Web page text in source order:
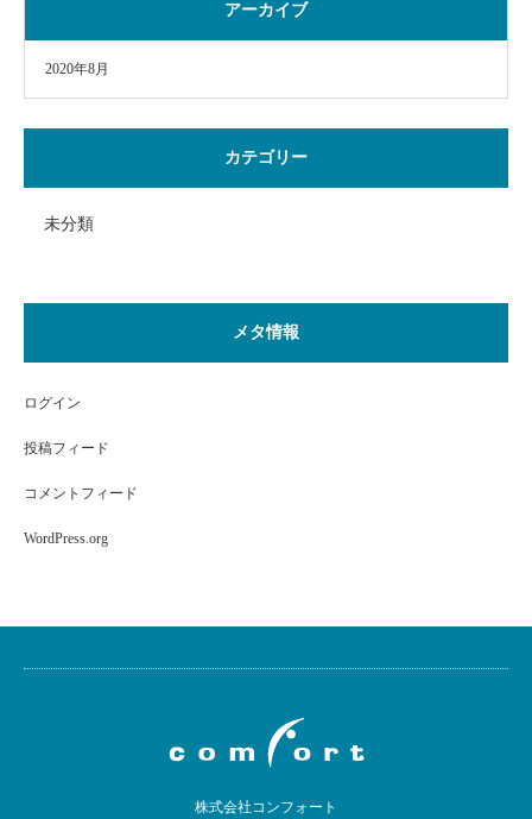
アーカイブ
2020年8月
カテゴリー
未分類
メタ情報
ログイン
投稿フィード
コメントフィード
WordPress.org
株式会社コンフォート